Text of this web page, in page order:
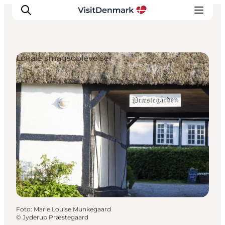
Inspiration
Destinationer
Oplevelser
Overnatning
Planlæg ferien
Lokale smagsoplevelser
Foto: Marie Louise Munkegaard
© Jyderup Præstegaard